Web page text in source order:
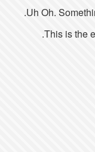
Uh Oh.
This is the